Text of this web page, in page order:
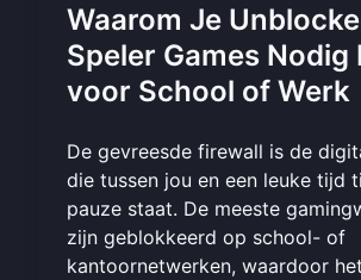
Waarom Je
Speler Games Nodig
voor School of Werk
De gevreesde firewall is de
die tussen jou en een leuke tijd
pauze staat. De meeste
zijn geblokkeerd op school- of
kantoornetwerken, waardoor